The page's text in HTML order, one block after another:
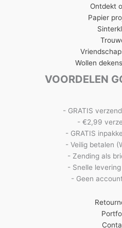
Ontdekt
Papier
Wollen
VOORDELEN
- GRATIS
- €2,99
- GRATIS
- Veilig betalen
- Zending als
- Snelle
- Geen